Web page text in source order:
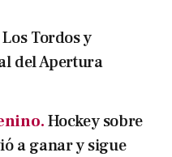
Los Tordos y
del Apertura
Hockey sobre
a ganar y sigue